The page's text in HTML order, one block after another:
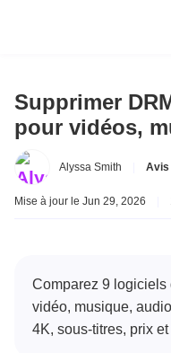
Supprimer
pour vidéos,
Alyssa Smith Avis
Mise à jour le Jun 29, 2026
Comparez 9
vidéo, musique,
4K, sous-titres, prix